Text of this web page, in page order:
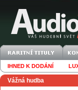
IHNED K DODÁNÍ
Vážná hudba